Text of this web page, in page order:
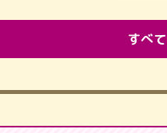
すべ